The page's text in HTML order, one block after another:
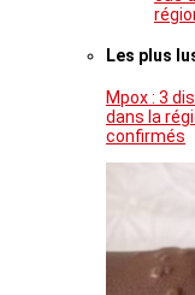
Les plus
Mpox : 3
dans la
confirmés